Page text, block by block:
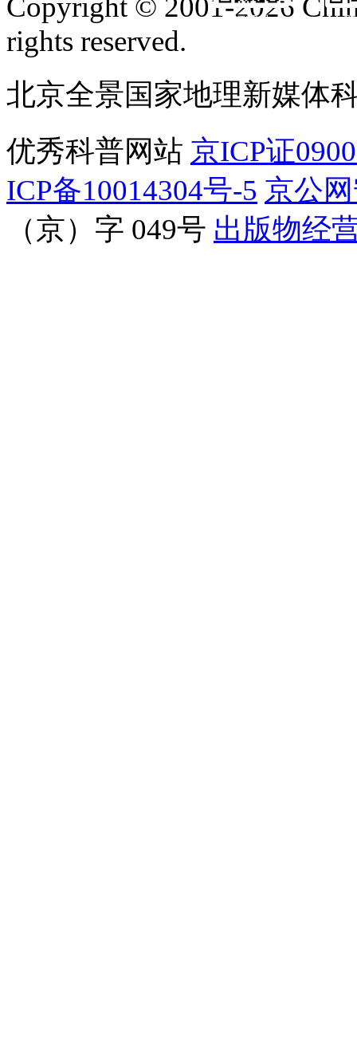
订阅号
Copyright © 2001-2026
rights reserved.
北京全景国家地理新媒体
优秀科普网站 京ICP证
ICP备10014304号-5 京公
（京）字 049号 出版物经